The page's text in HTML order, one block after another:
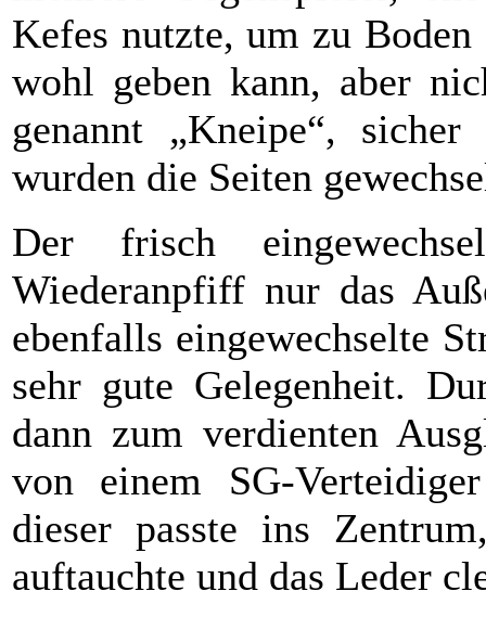
Kefes nutzte, um zu
wohl geben kann, aber
genannt „Kneipe“,
wurden die Seiten
Der frisch
Wiederanpfiff nur das
ebenfalls eingewechselte
sehr gute Gelegenheit.
dann zum verdienten
von einem SG-
dieser passte ins
auftauchte und das Leder